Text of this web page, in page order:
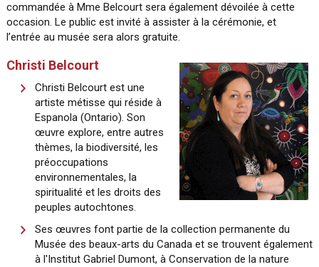
commandée à Mme Belcourt sera également dévoilée à cette
occasion. Le public est invité à assister à la cérémonie, et
l’entrée au musée sera alors gratuite.
Christi Belcourt
Christi Belcourt est une
artiste métisse qui réside à
Espanola (Ontario). Son
œuvre explore, entre autres
thèmes, la biodiversité, les
préoccupations
environnementales, la
spiritualité et les droits des
peuples autochtones.
Ses œuvres font partie de la collection permanente du
Musée des beaux-arts du Canada et se trouvent également
à l'Institut Gabriel Dumont, à Conservation de la nature